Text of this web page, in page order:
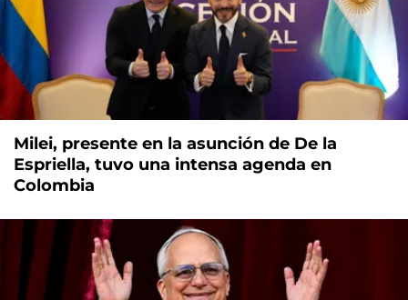
Milei, presente en la asunción de De la
Espriella, tuvo una intensa agenda en
Colombia